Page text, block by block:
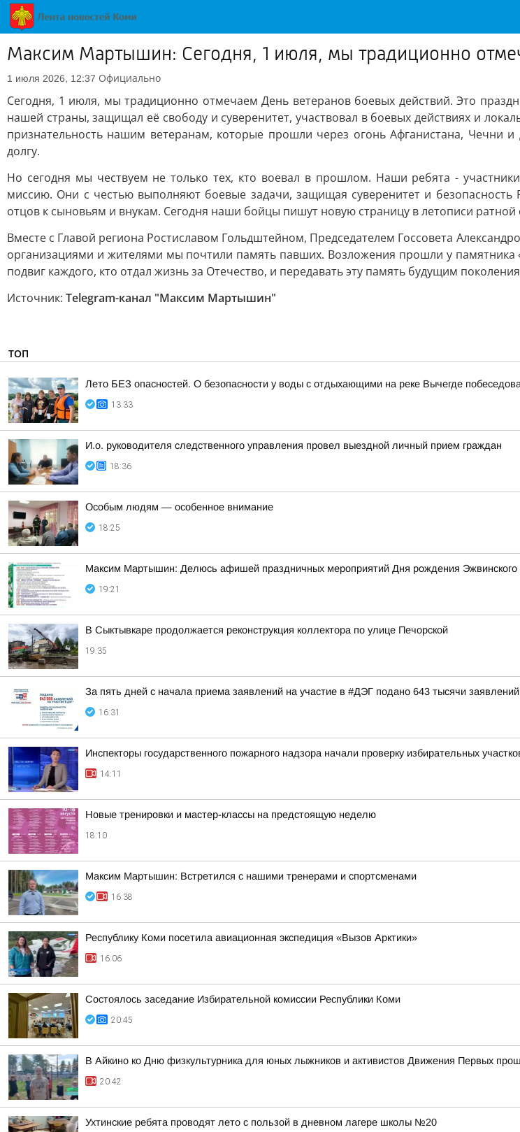
Максим Мартышин: Сегодня, 1 июля, мы традиционно
1 июля 2026, 12:37 Официально
Сегодня, 1 июля, мы традиционно отмечаем День ветеранов боевых действий. Это
нашей страны, защищал её свободу и суверенитет, участвовал в боевых действиях и
признательность нашим ветеранам, которые прошли через огонь Афганистана, Чечни
долгу.
Но сегодня мы чествуем не только тех, кто воевал в прошлом. Наши ребята -
миссию. Они с честью выполняют боевые задачи, защищая суверенитет и безопасность
отцов к сыновьям и внукам. Сегодня наши бойцы пишут новую страницу в летописи
Вместе с Главой региона Ростиславом Гольдштейном, Председателем Госсовета
организациями и жителями мы почтили память павших. Возложения прошли у
подвиг каждого, кто отдал жизнь за Отечество, и передавать эту память будущим
Источник: Telegram-канал "Максим Мартышин"
ТОП
Лето БЕЗ опасностей. О безопасности у воды с отдыхающими на реке Вычегде
13:33
И.о. руководителя следственного управления провел выездной личный прием граждан
18:36
Особым людям — особенное внимание
18:25
Максим Мартышин: Делюсь афишей праздничных мероприятий Дня рождения Эжвинского
19:21
В Сыктывкаре продолжается реконструкция коллектора по улице Печорской
19:35
За пять дней с начала приема заявлений на участие в #ДЭГ подано 643 тысячи заявлений
16:31
Инспекторы государственного пожарного надзора начали проверку избирательных
14:11
Новые тренировки и мастер-классы на предстоящую неделю
18:10
Максим Мартышин: Встретился с нашими тренерами и спортсменами
16:38
Республику Коми посетила авиационная экспедиция «Вызов Арктики»
16:06
Состоялось заседание Избирательной комиссии Республики Коми
20:45
В Айкино ко Дню физкультурника для юных лыжников и активистов Движения Первых
20:42
Ухтинские ребята проводят лето с пользой в дневном лагере школы №20